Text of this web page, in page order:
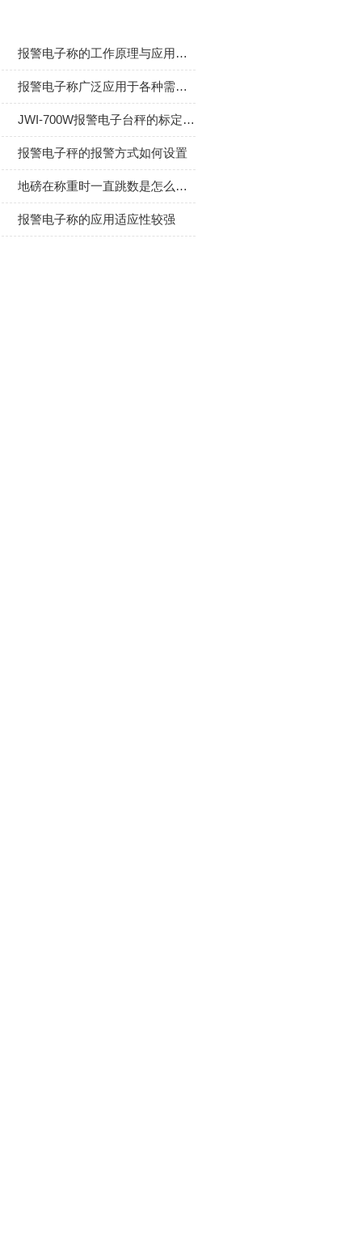
报警电子称的工作原理与应用场景
报警电子称广泛应用于各种需要称重和监控的场合
JWI-700W报警电子台秤的标定方法及步骤
报警电子秤的报警方式如何设置
地磅在称重时一直跳数是怎么回事,如何解决?
报警电子称的应用适应性较强